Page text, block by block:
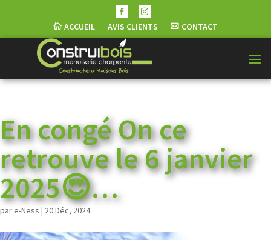
ACCUEIL AVIS CLIENTS CONTACT
En congé On ce
retrouve le 6 janvier
2025😍…
pare-Ness | 20 Déc, 2024